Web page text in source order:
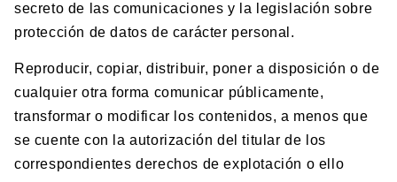
secreto de las comunicaciones y la legislación sobre
protección de datos de carácter personal.
Reproducir, copiar, distribuir, poner a disposición o de
cualquier otra forma comunicar públicamente,
transformar o modificar los contenidos, a menos que
se cuente con la autorización del titular de los
correspondientes derechos de explotación o ello